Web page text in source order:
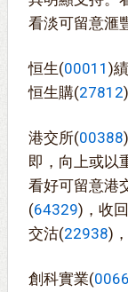
看淡可留意滙
恒生(00011 )
恒生購(27812
港交所(00388
即，向上或以
看好可留意港
(64329)，收
交沽(22938)
創科實業(